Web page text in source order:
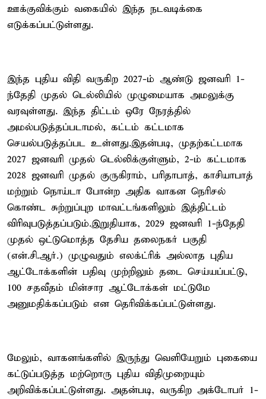
ஊக்குவிக்கும் வகையில் இந்த நடவடிக்கை
எடுக்கப்பட்டுள்ளது.
இந்த புதிய விதி வருகிற 2027-ம் ஆண்டு ஜனவரி 1-
ந்தேதி முதல் டெல்லியில் முழுமையாக அமலுக்கு
வரவுள்ளது. இந்த திட்டம் ஒரே நேரத்தில்
அமல்படுத்தப்படாமல், கட்டம் கட்டமாக
செயல்படுத்தப்பட உள்ளது.இதன்படி, முதற்கட்டமாக
2027 ஜனவரி முதல் டெல்லிக்குள்ளும், 2-ம் கட்டமாக
2028 ஜனவரி முதல் குருகிராம், பரிதாபாத், காசியாபாத்
மற்றும் நொய்டா போன்ற அதிக வாகன நெரிசல்
கொண்ட சுற்றுப்புற மாவட்டங்களிலும் இத்திட்டம்
விரிவுபடுத்தப்படும்.இறுதியாக, 2029 ஜனவரி 1-ந்தேதி
முதல் ஒட்டுமொத்த தேசிய தலைநகர் பகுதி
(என்.சி.ஆர்.) முழுவதும் எலக்ட்ரிக் அல்லாத புதிய
ஆட்டோக்களின் பதிவு முற்றிலும் தடை செய்யப்பட்டு,
100 சதவீதம் மின்சார ஆட்டோக்கள் மட்டுமே
அனுமதிக்கப்படும் என தெரிவிக்கப்பட்டுள்ளது.
மேலும், வாகனங்களில் இருந்து வெளியேறும் புகையை
கட்டுப்படுத்த மற்றொரு புதிய விதிமுறையும்
அறிவிக்கப்பட்டுள்ளது. அதன்படி, வருகிற அக்டோபர் 1-